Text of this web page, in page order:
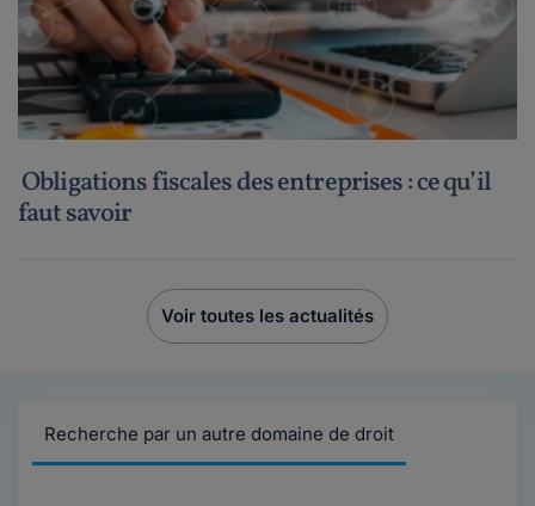
Obligations fiscales des entreprises : ce qu’il
faut savoir
Voir toutes les actualités
Recherche par un autre domaine de droit